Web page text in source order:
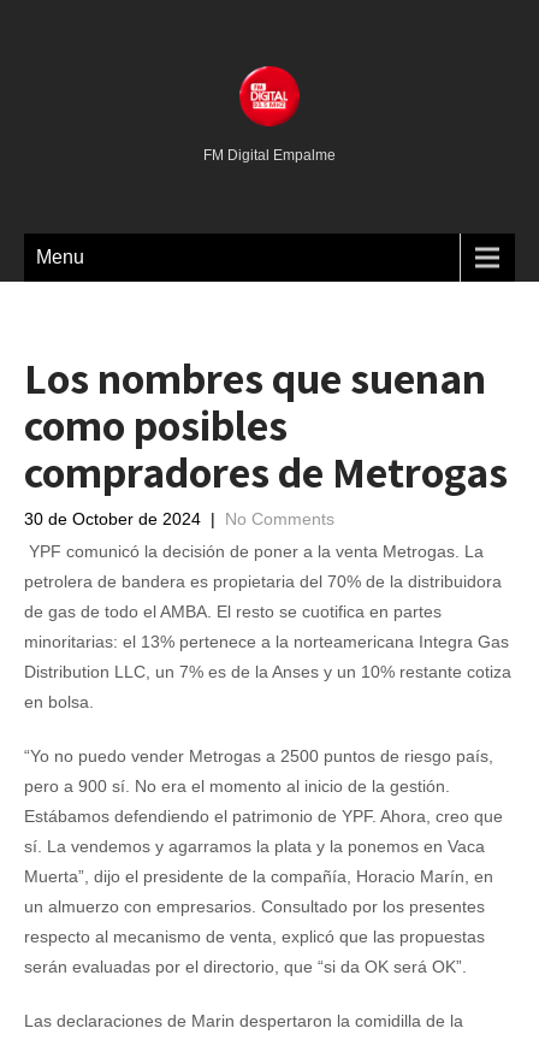
FM Digital Empalme
Menu
Los nombres que suenan
como posibles
compradores de Metrogas
30 de October de 2024 | No Comments
YPF comunicó la decisión de poner a la venta Metrogas. La
petrolera de bandera es propietaria del 70% de la distribuidora
de gas de todo el AMBA. El resto se cuotifica en partes
minoritarias: el 13% pertenece a la norteamericana Integra Gas
Distribution LLC, un 7% es de la Anses y un 10% restante cotiza
en bolsa.
“Yo no puedo vender Metrogas a 2500 puntos de riesgo país,
pero a 900 sí. No era el momento al inicio de la gestión.
Estábamos defendiendo el patrimonio de YPF. Ahora, creo que
sí. La vendemos y agarramos la plata y la ponemos en Vaca
Muerta”, dijo el presidente de la compañía, Horacio Marín, en
un almuerzo con empresarios. Consultado por los presentes
respecto al mecanismo de venta, explicó que las propuestas
serán evaluadas por el directorio, que “si da OK será OK”.
Las declaraciones de Marin despertaron la comidilla de la